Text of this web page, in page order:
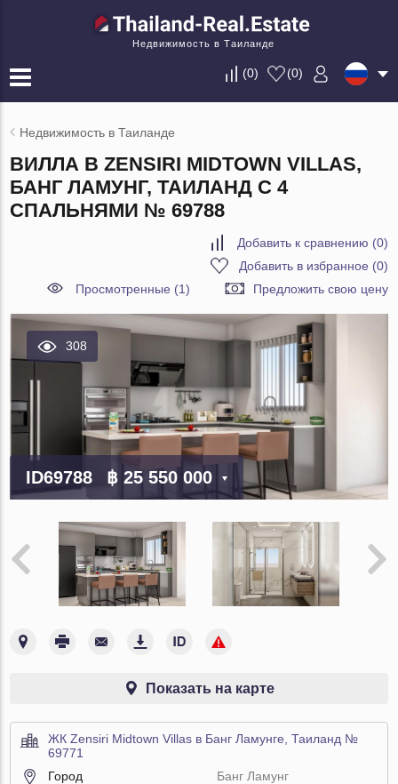
Недвижимость в Таиланде
(0) (0)
Недвижимость в Таиланде
ВИЛЛА В ZENSIRI MIDTOWN VILLAS,
БАНГ ЛАМУНГ, ТАИЛАНД С 4
СПАЛЬНЯМИ № 69788
Добавить к сравнению (0)
Добавить в избранное (0)
Просмотренные (1)
Предложить свою цену
308
ID69788 ฿ 25 550 000
Показать на карте
ЖК Zensiri Midtown Villas в Банг Ламунге, Таиланд №
69771
Город
Банг Ламунг